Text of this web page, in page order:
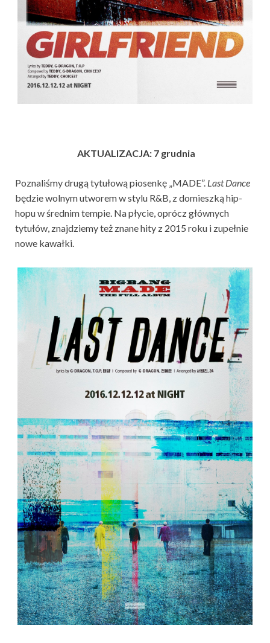
AKTUALIZACJA: 7 grudnia
Poznaliśmy drugą tytułową piosenkę „MADE”. Last Dance
będzie wolnym utworem w stylu R&B, z domieszką hip-
hopu w średnim tempie. Na płycie, oprócz głównych
tytułów, znajdziemy też znane hity z 2015 roku i zupełnie
nowe kawałki.